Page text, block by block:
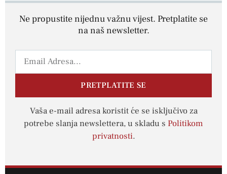
Ne propustite nijednu važnu vijest. Pretplatite se
na naš newsletter.
PRETPLATITE SE
Vaša e-mail adresa koristit će se isključivo za
potrebe slanja newslettera, u skladu s Politikom
privatnosti.